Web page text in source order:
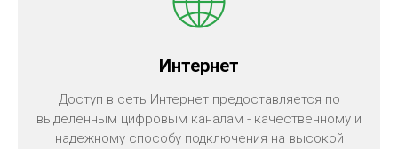
Интернет
Доступ в сеть Интернет предоставляется по
выделенным цифровым каналам - качественному и
надежному способу подключения на высокой